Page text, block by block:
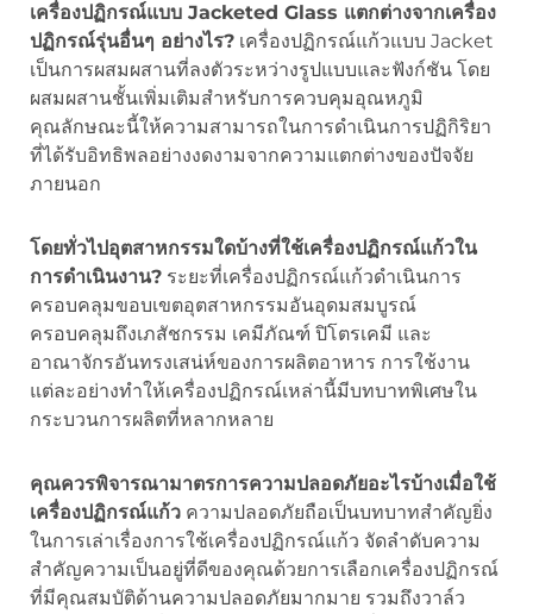
เครื่องปฏิกรณ์แบบ Jacketed Glass แตกต่างจากเครื่อง
ปฏิกรณ์รุ่นอื่นๆ อย่างไร? เครื่องปฏิกรณ์แก้วแบบ Jacket
เป็นการผสมผสานที่ลงตัวระหว่างรูปแบบและฟังก์ชัน โดย
ผสมผสานชั้นเพิ่มเติมสำหรับการควบคุมอุณหภูมิ
คุณลักษณะนี้ให้ความสามารถในการดำเนินการปฏิกิริยา
ที่ได้รับอิทธิพลอย่างงดงามจากความแตกต่างของปัจจัย
ภายนอก
โดยทั่วไปอุตสาหกรรมใดบ้างที่ใช้เครื่องปฏิกรณ์แก้วใน
การดำเนินงาน? ระยะที่เครื่องปฏิกรณ์แก้วดำเนินการ
ครอบคลุมขอบเขตอุตสาหกรรมอันอุดมสมบูรณ์
ครอบคลุมถึงเภสัชกรรม เคมีภัณฑ์ ปิโตรเคมี และ
อาณาจักรอันทรงเสน่ห์ของการผลิตอาหาร การใช้งาน
แต่ละอย่างทำให้เครื่องปฏิกรณ์เหล่านี้มีบทบาทพิเศษใน
กระบวนการผลิตที่หลากหลาย
คุณควรพิจารณามาตรการความปลอดภัยอะไรบ้างเมื่อใช้
เครื่องปฏิกรณ์แก้ว ความปลอดภัยถือเป็นบทบาทสำคัญยิ่ง
ในการเล่าเรื่องการใช้เครื่องปฏิกรณ์แก้ว จัดลำดับความ
สำคัญความเป็นอยู่ที่ดีของคุณด้วยการเลือกเครื่องปฏิกรณ์
ที่มีคุณสมบัติด้านความปลอดภัยมากมาย รวมถึงวาล์ว